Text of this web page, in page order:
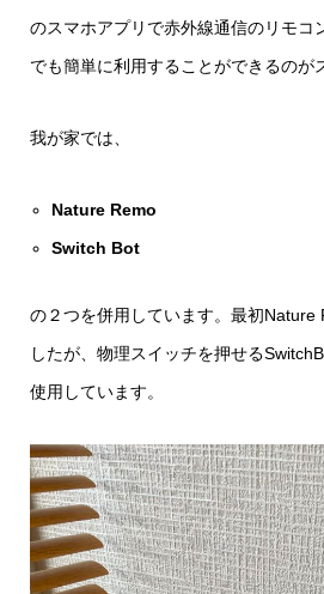
のスマホアプリで赤外線通信のリモコ
でも簡単に利用することができるのが
我が家では、
Nature Remo
Switch Bot
の２つを併用しています。最初Nature
したが、物理スイッチを押せる
使用しています。